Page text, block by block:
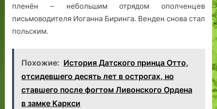
пленён – небольшим отрядом ополченцев
письмоводителя Иоганна Биринга. Венден снова стал
польским.
Похожие: История Датского принца Отто,
отсидевшего десять лет в острогах, но
ставшего после фогтом Ливонского Ордена
в замке Каркси